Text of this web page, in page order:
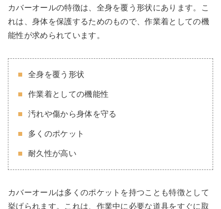
カバーオールの特徴は、全身を覆う形状にあります。こ
れは、身体を保護するためのもので、作業着としての機
能性が求められています。
全身を覆う形状
作業着としての機能性
汚れや傷から身体を守る
多くのポケット
耐久性が高い
カバーオールは多くのポケットを持つことも特徴として
挙げられます。これは、作業中に必要な道具をすぐに取